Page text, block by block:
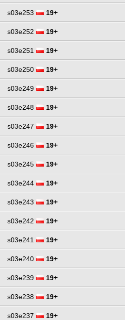
s03e253 19+
s03e252 19+
s03e251 19+
s03e250 19+
s03e249 19+
s03e248 19+
s03e247 19+
s03e246 19+
s03e245 19+
s03e244 19+
s03e243 19+
s03e242 19+
s03e241 19+
s03e240 19+
s03e239 19+
s03e238 19+
s03e237 19+